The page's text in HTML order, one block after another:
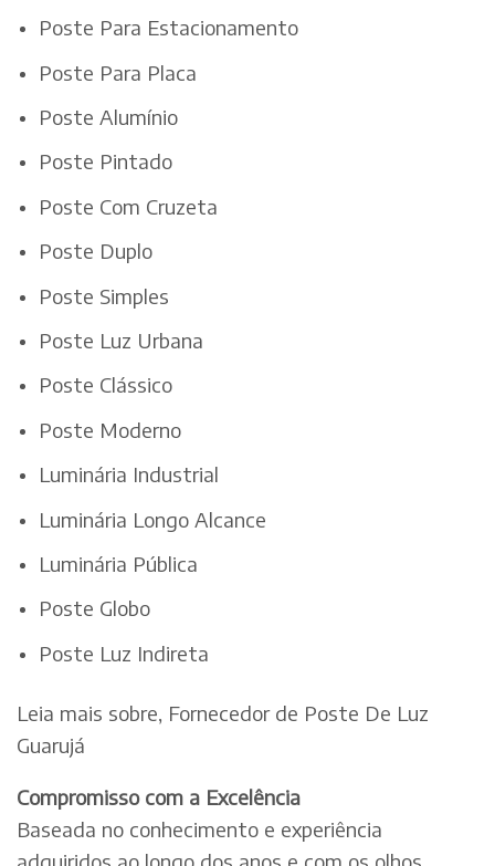
Poste Para Estacionamento
Poste Para Placa
Poste Alumínio
Poste Pintado
Poste Com Cruzeta
Poste Duplo
Poste Simples
Poste Luz Urbana
Poste Clássico
Poste Moderno
Luminária Industrial
Luminária Longo Alcance
Luminária Pública
Poste Globo
Poste Luz Indireta
Leia mais sobre, Fornecedor de Poste De Luz
Guarujá
Compromisso com a Excelência
Baseada no conhecimento e experiência